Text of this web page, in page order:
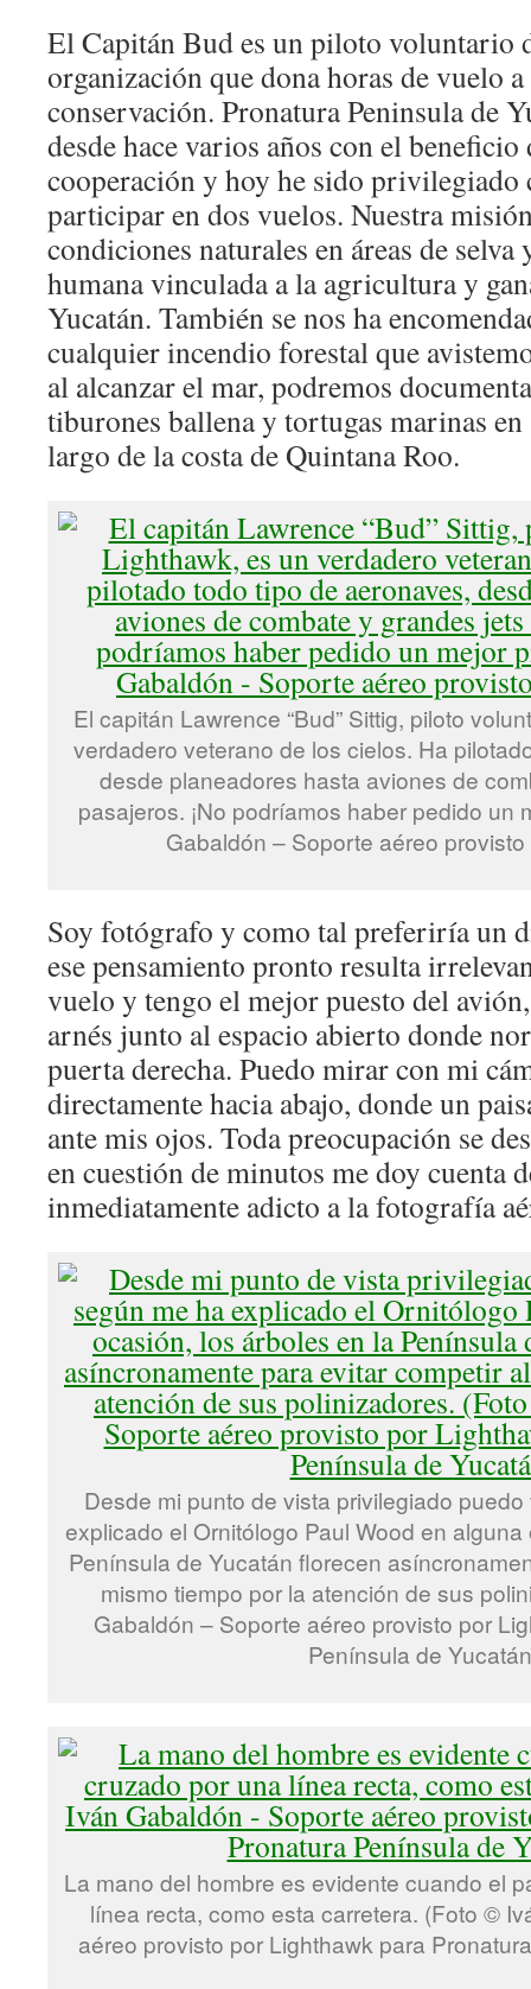
El Capitán Bud es un piloto voluntario
organización que dona horas de vuelo
conservación. Pronatura Peninsula de
desde hace varios años con el beneficio
cooperación y hoy he sido privilegiado
participar en dos vuelos. Nuestra
condiciones naturales en áreas de
humana vinculada a la agricultura y
Yucatán. También se nos ha
cualquier incendio forestal que
al alcanzar el mar, podremos
tiburones ballena y tortugas marinas
largo de la costa de Quintana Roo.
El capitán Lawrence “Bud” Sittig, piloto
verdadero veterano de los cielos. Ha
desde planeadores hasta aviones de
pasajeros. ¡No podríamos haber pedido un
Gabaldón – Soporte aéreo
Soy fotógrafo y como tal preferiría un
ese pensamiento pronto resulta
vuelo y tengo el mejor puesto del
arnés junto al espacio abierto donde
puerta derecha. Puedo mirar con mi
directamente hacia abajo, donde un
ante mis ojos. Toda preocupación se
en cuestión de minutos me doy cuenta
inmediatamente adicto a la fotografía
Desde mi punto de vista privilegiado
explicado el Ornitólogo Paul Wood en
Península de Yucatán florecen
mismo tiempo por la atención de sus
Gabaldón – Soporte aéreo provisto por
Península de
La mano del hombre es evidente cuando el
línea recta, como esta carretera. (Foto ©
aéreo provisto por Lighthawk para